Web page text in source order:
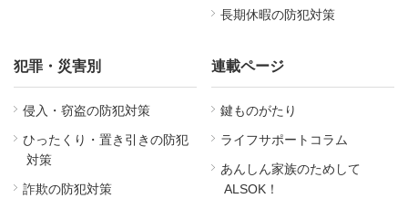
長期休暇の防犯対策
犯罪・災害別
侵入・窃盗の防犯対策
ひったくり・置き引きの防犯
対策
詐欺の防犯対策
連載ページ
鍵ものがたり
ライフサポートコラム
あんしん家族のためして
ALSOK！